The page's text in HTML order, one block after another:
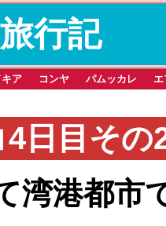
行記
ア コンヤ パムッカレ
4日目そ
湾港都市